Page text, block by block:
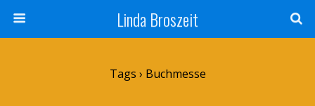
Linda Broszeit
Tags › Buchmesse